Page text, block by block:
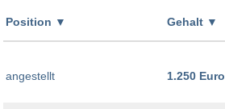
Position ▼ Gehalt ▼
angestellt 1.250 Euro